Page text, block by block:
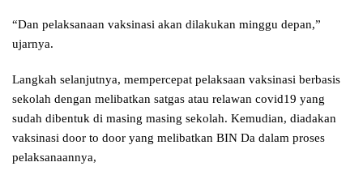
“Dan pelaksanaan vaksinasi akan dilakukan minggu depan,”
ujarnya.
Langkah selanjutnya, mempercepat pelaksaan vaksinasi berbasis
sekolah dengan melibatkan satgas atau relawan covid19 yang
sudah dibentuk di masing masing sekolah. Kemudian, diadakan
vaksinasi door to door yang melibatkan BIN Da dalam proses
pelaksanaannya,